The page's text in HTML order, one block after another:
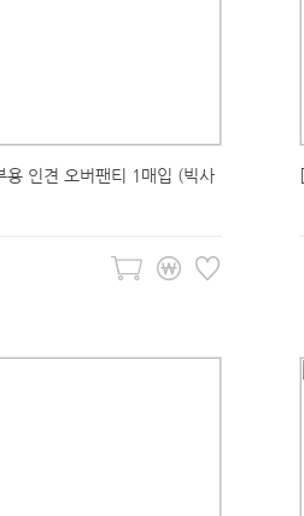
용 인견 오버팬티 1매입 (빅사